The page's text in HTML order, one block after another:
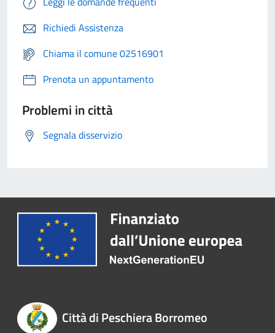
Richiedi Assistenza
Chiama il comune 02516901
Prenota un appuntamento
Problemi in città
Segnala disservizio
Città di Peschiera Borromeo